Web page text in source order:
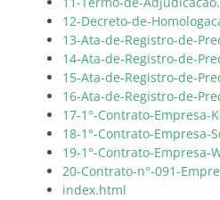
12-Decreto-de-
13-Ata-de-Registro-de-
14-Ata-de-Registro-de-
15-Ata-de-Registro-de-
16-Ata-de-Registro-de-
17-1°-Contrato-Empresa-
18-1°-Contrato-Empresa-
19-1°-Contrato-Empresa-
20-Contrato-n°-091-
index.html